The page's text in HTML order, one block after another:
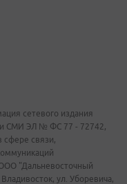
сетевого издания
СМИ ЭЛ № ФС 77 - 72742,
сфере связи,
"Дальневосточный
ул. Уборевича,